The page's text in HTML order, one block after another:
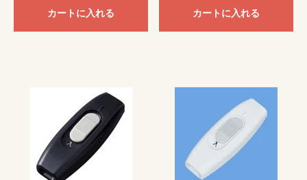
カートに入れる カートに入れる